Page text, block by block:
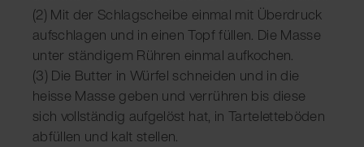
(2) Mit der Schlagscheibe einmal mit Überdruck
aufschlagen und in einen Topf füllen. Die Masse
unter ständigem Rühren einmal aufkochen.
(3) Die Butter in Würfel schneiden und in die
heisse Masse geben und verrühren bis diese
sich vollständig aufgelöst hat, in Tarteletteböden
abfüllen und kalt stellen.